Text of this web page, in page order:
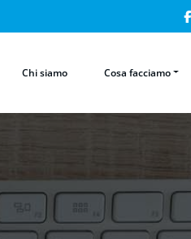
Chi siamo Cosa facciamo